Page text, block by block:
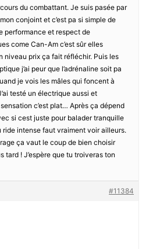
du combattant. Je suis pasée par
conjoint et c’est pa si simple de
performance et respect de
come Can-Am c’est sûr elles
niveau prix ça fait réfléchir. Puis les
j’ai peur que l’adrénaline soit pa
je vois les mâles qui foncent à
testé un électrique aussi et
c’est plat… Après ça dépend
si cest juste pour balader tranquille
ride intense faut vraiment voir ailleurs.
ça vaut le coup de bien choisir
tard ! J’espère que tu troiveras ton
#11384